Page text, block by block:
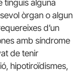
tinguis alguna
òrgan o algun
d’un
amb síndrome
de tenir
hipotiroïdismes,